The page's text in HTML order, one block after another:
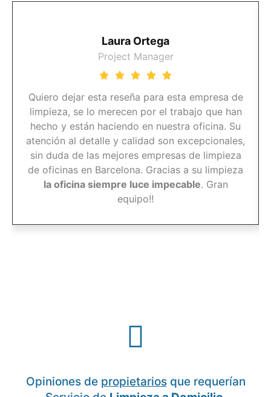
Laura Ortega
Project Manager
Quiero dejar esta reseña para esta empresa de
limpieza, se lo merecen por el trabajo que han
hecho y están haciendo en nuestra oficina. Su
atención al detalle y calidad son excepcionales,
sin duda de las mejores empresas de limpieza
de oficinas en Barcelona. Gracias a su limpieza
la oficina siempre luce impecable. Gran
equipo!!
Opiniones de propietariosque requerían